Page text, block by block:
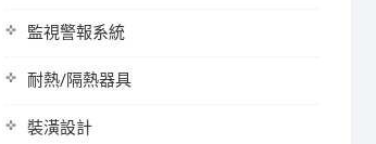
監視警報系統
耐熱/隔熱器具
裝潢設計